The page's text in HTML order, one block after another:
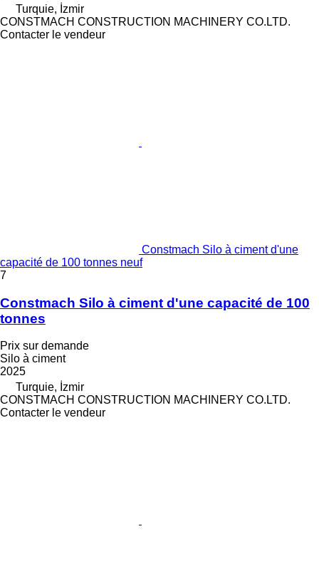
Turquie, İzmir
CONSTMACH CONSTRUCTION MACHINERY CO.LTD.
Contacter le vendeur
Constmach Silo à ciment d'une
capacité de 100 tonnes neuf
7
Constmach Silo à ciment d'une capacité de 100
tonnes
Prix sur demande
Silo à ciment
2025
Turquie, İzmir
CONSTMACH CONSTRUCTION MACHINERY CO.LTD.
Contacter le vendeur